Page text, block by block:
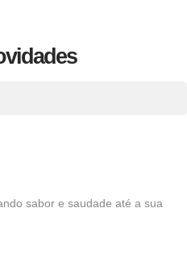
sabor e saudade até a sua